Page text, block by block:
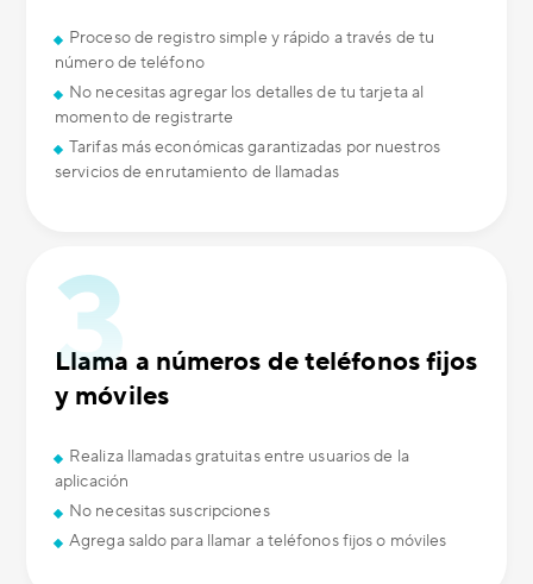
Proceso de registro simple y rápido a través de tu
número de teléfono
No necesitas agregar los detalles de tu tarjeta al
momento de registrarte
Tarifas más económicas garantizadas por nuestros
servicios de enrutamiento de llamadas
Llama a números de teléfonos fijos
y móviles
Realiza llamadas gratuitas entre usuarios de la
aplicación
No necesitas suscripciones
Agrega saldo para llamar a teléfonos fijos o móviles